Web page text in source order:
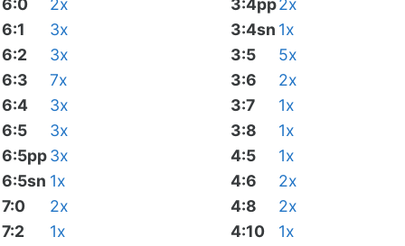
6:0
2x
6:1
3x
6:2
3x
6:3
7x
6:4
3x
6:5
3x
6:5pp3x
6:5sn 1x
7:0
2x
7:2
1x
3:4pp2x
3:4sn 1x
3:5
5x
3:6
2x
3:7
1x
3:8
1x
4:5
1x
4:6
2x
4:8
2x
4:10
1x